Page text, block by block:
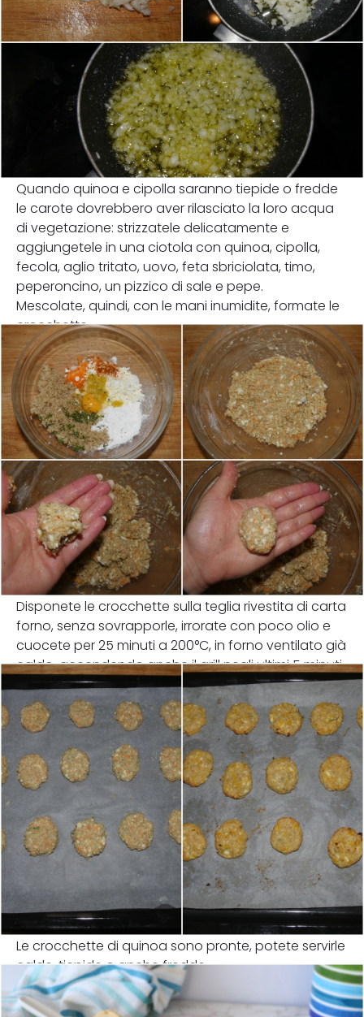
Quando quinoa e cipolla saranno tiepide o fredde
le carote dovrebbero aver rilasciato la loro acqua
di vegetazione: strizzatele delicatamente e
aggiungetele in una ciotola con quinoa, cipolla,
fecola, aglio tritato, uovo, feta sbriciolata, timo,
peperoncino, un pizzico di sale e pepe.
Mescolate, quindi, con le mani inumidite, formate le
crocchette.
Disponete le crocchette sulla teglia rivestita di carta
forno, senza sovrapporle, irrorate con poco olio e
cuocete per 25 minuti a 200°C, in forno ventilato già
caldo, accendendo anche il grill negli ultimi 5 minuti.
Le crocchette di quinoa sono pronte, potete servirle
calde, tiepide o anche fredde.